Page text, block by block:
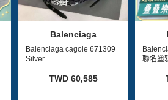
Balenciaga
Balenciaga cagole 671309
Silver
TWD 60,585
聯名塗